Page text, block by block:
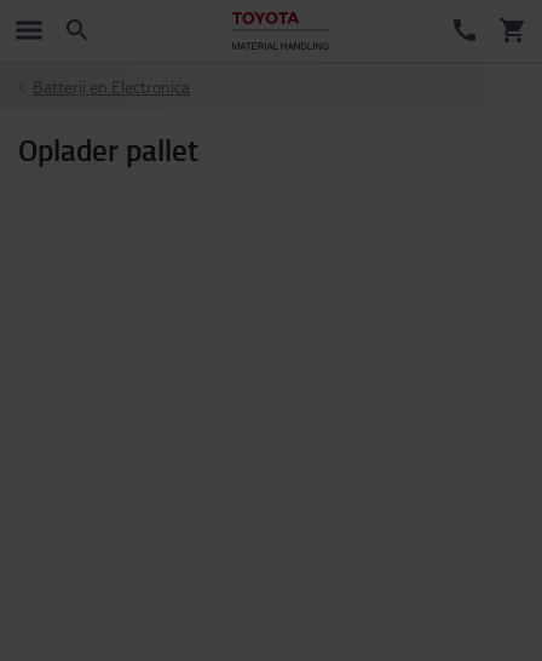
Batterij en Electronica
Oplader pallet